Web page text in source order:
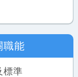
職能
標準